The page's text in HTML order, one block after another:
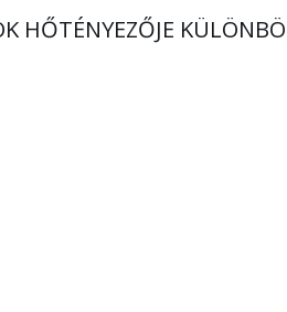
HŐTÉNYEZŐJE